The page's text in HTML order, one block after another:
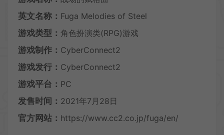
英文名称： Fuga Melodies of Steel
游戏类型： 角色扮演类(RPG)游戏
游戏制作： CyberConnect2
游戏发行： CyberConnect2
游戏平台： PC
发售时间： 2021年7月28日
官方网站： https://www.cc2.co.jp/fuga/en/